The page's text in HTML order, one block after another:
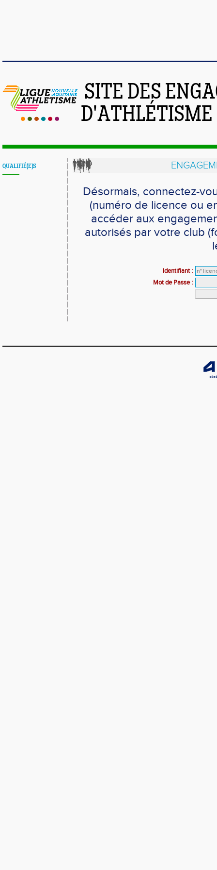
SITE DES
QUALIFIÉ(E)S
Désormais, connectez-
(numéro de licence ou
accéder aux
autorisés par votre club
Identifiant :
Mot de Passe :